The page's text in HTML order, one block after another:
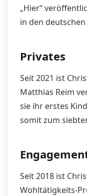
„Hier“
in den
Privates
Seit 2021 ist
Matthias Reim
sie ihr erstes
somit zum
Seit 2018 ist
Wohltätigkeits-